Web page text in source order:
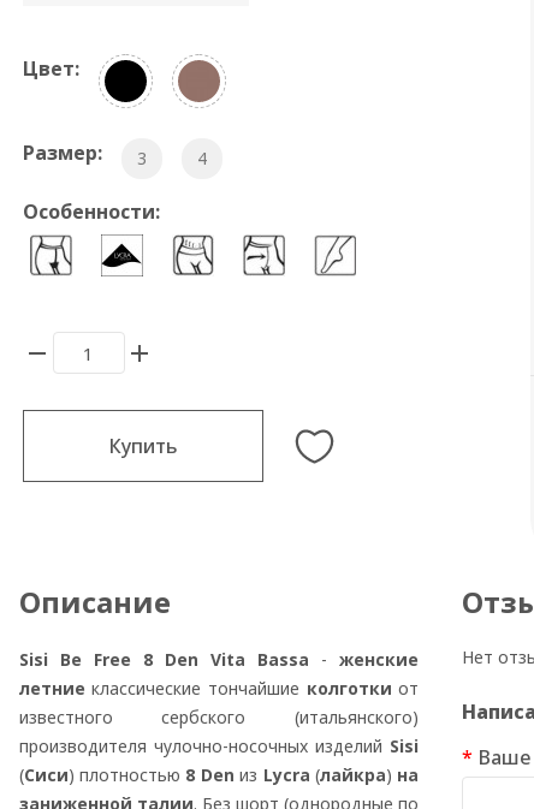
Цвет:
Размер: 3 4
Особенности:
Купить
Описание
Sisi Be Free 8 Den Vita Bassa -женские
летниеклассические тончайшие колготкиот
известного сербского (итальянского)
производителя чулочно-носочных изделий Sisi
(Сиси) плотностью 8 Den из Lycra(лайкра) на
заниженной талии. Без шорт (однородные по
Нет